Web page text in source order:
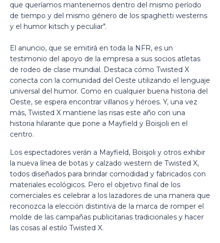
que queríamos mantenernos dentro del mismo período
de tiempo y del mismo género de los spaghetti westerns
y el humor kitsch y peculiar".
El anuncio, que se emitirá en toda la NFR, es un
testimonio del apoyo de la empresa a sus socios atletas
de rodeo de clase mundial. Destaca cómo Twisted X
conecta con la comunidad del Oeste utilizando el lenguaje
universal del humor. Como en cualquier buena historia del
Oeste, se espera encontrar villanos y héroes. Y, una vez
más, Twisted X mantiene las risas este año con una
historia hilarante que pone a Mayfield y Boisjoli en el
centro.
Los espectadores verán a Mayfield, Boisjoli y otros exhibir
la nueva línea de botas y calzado western de Twisted X,
todos diseñados para brindar comodidad y fabricados con
materiales ecológicos. Pero el objetivo final de los
comerciales es celebrar a los lazadores de una manera que
reconozca la elección distintiva de la marca de romper el
molde de las campañas publicitarias tradicionales y hacer
las cosas al estilo Twisted X.